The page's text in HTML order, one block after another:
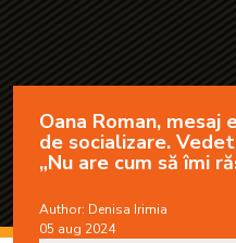
Oana Roman,
de socializare.
„Nu are cum să îmi
Author: Denisa Irimia
05 aug 2024